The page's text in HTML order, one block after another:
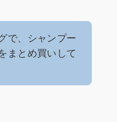
で、シャンプー
まとめ買いして